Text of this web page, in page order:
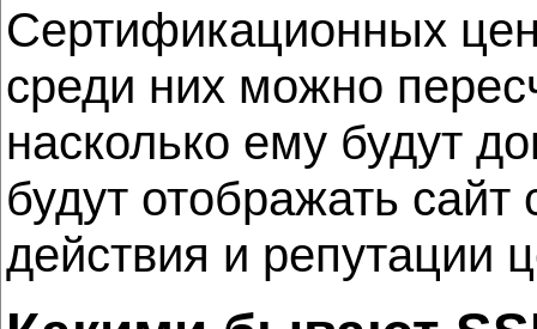
Сертификационных
среди них можно
насколько ему будут
будут отображать
действия и репутации